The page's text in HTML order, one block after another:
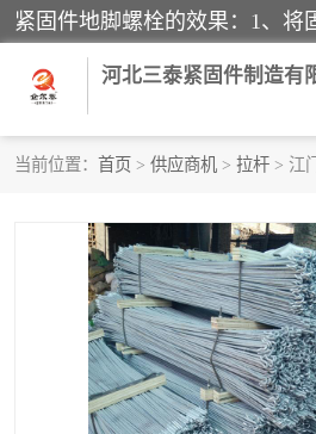
河北三泰紧固件制造有
当前位置： 首页 > 供应商机 > 拉杆 > 江
高强度